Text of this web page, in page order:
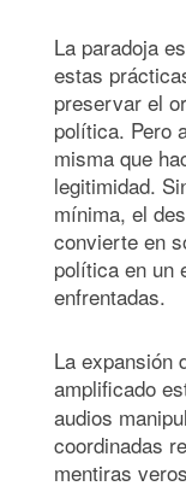
La paradoja
estas
preservar el
política. Pero
misma que
legitimidad.
mínima, el
convierte en
política en un
enfrentadas.
La expansión
amplificado
audios
coordinadas
mentiras